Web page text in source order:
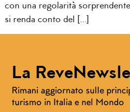
con una regolarità
si renda conto del […]
La
Rimani aggiornato sulle
turismo in Italia e nel Mondo